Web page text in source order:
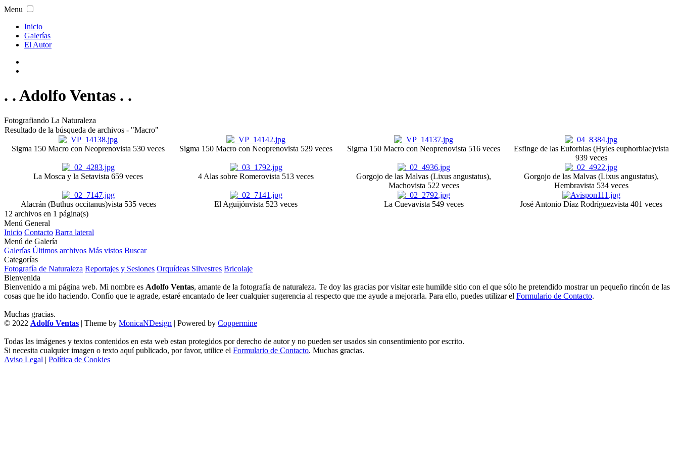
Menu
Inicio
Galerías
El Autor
. . Adolfo Ventas . .
Fotografiando La Naturaleza
Resultado de la búsqueda de archivos - "Macro"
Sigma 150 Macro con Neoprenovista 530 veces Sigma 150 Macro con Neoprenovista 529 veces Sigma 150 Macro con Neoprenovista 516 veces Esfinge de las Euforbias (Hyles euphorbiae)vista
939 veces
La Mosca y la Setavista 659 veces 4 Alas sobre Romerovista 513 veces
Gorgojo de las Malvas (Lixus angustatus),
Machovista 522 veces
Gorgojo de las Malvas (Lixus angustatus),
Hembravista 534 veces
Alacrán (Buthus occitanus)vista 535 veces El Aguijónvista 523 veces La Cuevavista 549 veces José Antonio Díaz Rodríguezvista 401 veces
12 archivos en 1 página(s)
Menú General
Inicio Contacto Barra lateral
Menú de Galería
Galerías Últimos archivos Más vistos Buscar
Categorías
Fotografía de Naturaleza Reportajes y Sesiones Orquídeas Silvestres Bricolaje
Bienvenida
Bienvenido a mi página web. Mi nombre es Adolfo Ventas, amante de la fotografía de naturaleza. Te doy las gracias por visitar este humilde sitio con el que sólo he pretendido mostrar un pequeño rincón de las
cosas que he ido haciendo. Confío que te agrade, estaré encantado de leer cualquier sugerencia al respecto que me ayude a mejorarla. Para ello, puedes utilizar el Formulario de Contacto.
Muchas gracias.
© 2022 Adolfo Ventas | Theme by MonicaNDesign | Powered by Coppermine
Todas las imágenes y textos contenidos en esta web estan protegidos por derecho de autor y no pueden ser usados sin consentimiento por escrito.
Si necesita cualquier imagen o texto aquí publicado, por favor, utilice el Formulario de Contacto. Muchas gracias.
Aviso Legal | Política de Cookies